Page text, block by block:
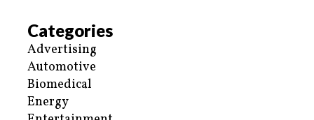
Categories
Advertising
Automotive
Biomedical
Energy